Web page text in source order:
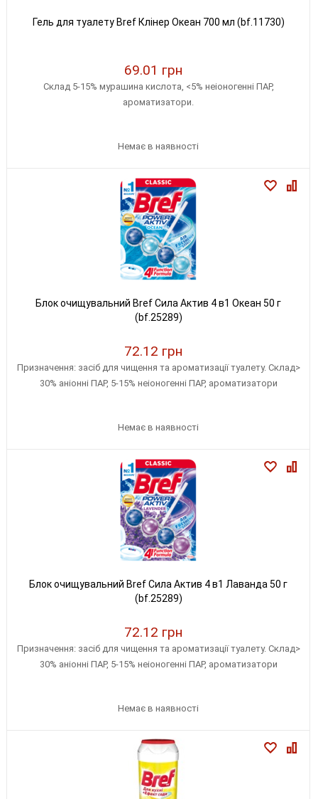
Гель для туалету Bref Клінер Океан 700 мл (bf.11730)
69.01 грн
Склад 5-15% мурашина кислота, <5% неіоногенні ПАР,
ароматизатори.
Немає в наявності
Блок очищувальний Bref Сила Актив 4 в1 Океан 50 г
(bf.25289)
72.12 грн
Призначення: засіб для чищення та ароматизації туалету. Склад>
30% аніонні ПАР, 5-15% неіоногенні ПАР, ароматизатори
Немає в наявності
Блок очищувальний Bref Сила Актив 4 в1 Лаванда 50 г
(bf.25289)
72.12 грн
Призначення: засіб для чищення та ароматизації туалету. Склад>
30% аніонні ПАР, 5-15% неіоногенні ПАР, ароматизатори
Немає в наявності